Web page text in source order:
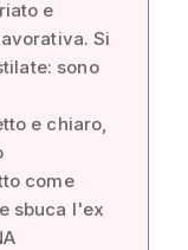
e
Si
sono
e chiaro,
come
sbuca l'ex